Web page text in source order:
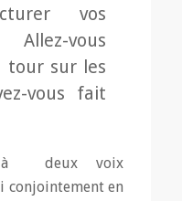
vos
vous
sur les
vous fait
à deux voix
conjointement en